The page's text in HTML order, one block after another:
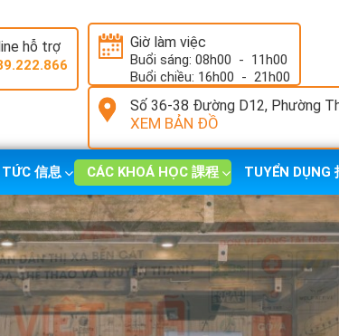
hỗ trợ Giờ làm việc
Buổi sáng: 08h00 - 11h00
Buổi chiều: 16h00 - 21h00
Số 36-38 Đường D12, Phường
XEM BẢN ĐỒ
信息 CÁC KHOÁ HỌC 課程 TUYỂN DỤNG